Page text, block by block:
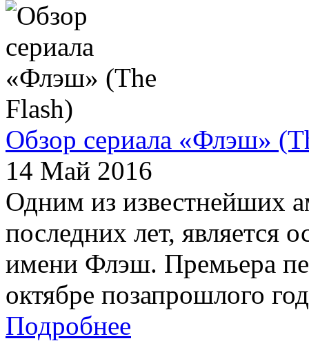
Обзор сериала «Флэш»
14 Май 2016
Одним из известнейших
последних лет, является
имени Флэш. Премьера
октябре позапрошлого
Подробнее